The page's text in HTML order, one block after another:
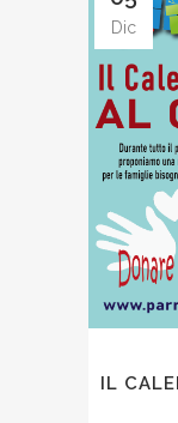
Dic
IL